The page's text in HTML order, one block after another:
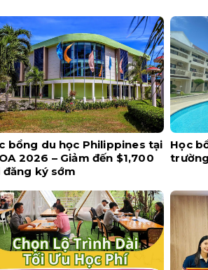
bổng du học Philippines tại
2026 – Giảm đến $1,700
đăng ký sớm
Học